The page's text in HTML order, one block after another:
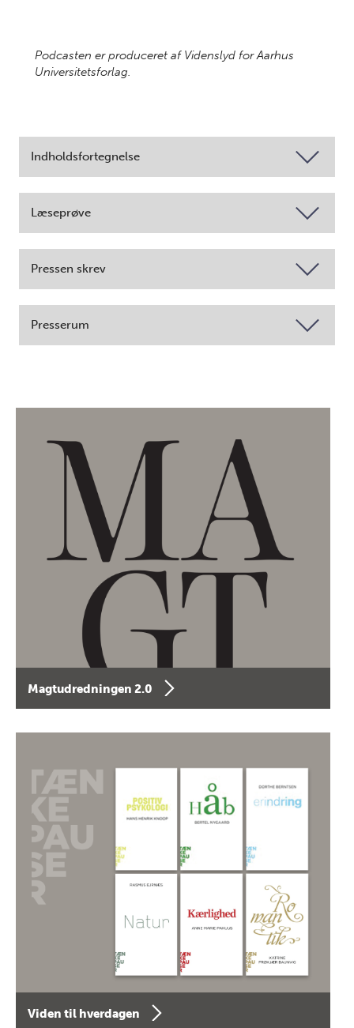
Podcasten er produceret af Videnslyd for Aarhus
Universitetsforlag.
Indholdsfortegnelse
Læseprøve
Pressen skrev
Presserum
Magtudredningen 2.0
Viden til hverdagen